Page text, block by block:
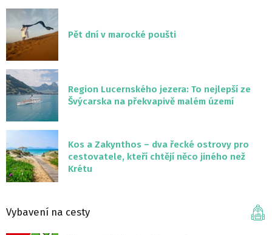
Pět dní v marocké poušti
Region Lucernského jezera: To nejlepší ze
Švýcarska na překvapivě malém území
Kos a Zakynthos – dva řecké ostrovy pro
cestovatele, kteří chtějí něco jiného než
Krétu
Vybavení na cesty